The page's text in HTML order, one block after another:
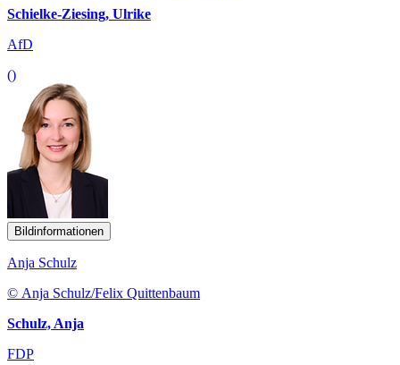
Schielke-Ziesing, Ulrike
AfD
()
Bildinformationen
Anja Schulz
© Anja Schulz/Felix Quittenbaum
Schulz, Anja
FDP